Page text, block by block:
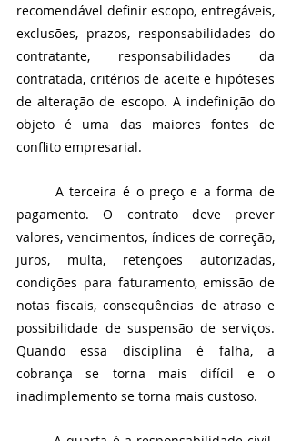
recomendável definir escopo, entregáveis,
exclusões, prazos, responsabilidades do
contratante, responsabilidades da
contratada, critérios de aceite e hipóteses
de alteração de escopo. A indefinição do
objeto é uma das maiores fontes de
conflito empresarial.
pagamento. O contrato deve prever
valores, vencimentos, índices de correção,
juros, multa, retenções autorizadas,
condições para faturamento, emissão de
notas fiscais, consequências de atraso e
possibilidade de suspensão de serviços.
Quando essa disciplina é falha, a
cobrança se torna mais difícil e o
inadimplemento se torna mais custoso.